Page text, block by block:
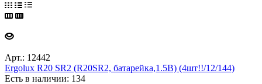
Арт.: 12442
Ergolux R20 SR2 (R20SR2, батарейка,1.5В) (4шт!!/12/144)
Есть в наличии: 134